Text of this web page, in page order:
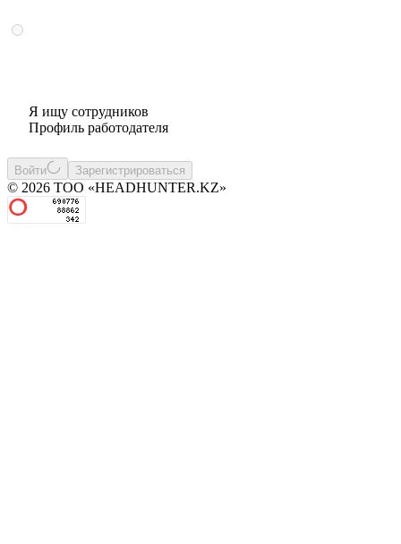
Я ищу сотрудников
Профиль работодателя
Войти Зарегистрироваться
© 2026 ТОО «HEADHUNTER.KZ»